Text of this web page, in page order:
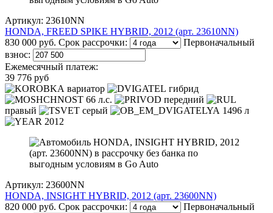
Артикул: 23610NN
HONDA, FREED SPIKE HYBRID, 2012 (арт. 23610NN)
830 000 руб. Срок рассрочки:
Первоначальный
взнос:
Ежемесячный платеж:
39 776 руб
вариатор
гибрид
66 л.с.
передний
правый
серый
1496 л
2012
Артикул: 23600NN
HONDA, INSIGHT HYBRID, 2012 (арт. 23600NN)
820 000 руб. Срок рассрочки:
Первоначальный